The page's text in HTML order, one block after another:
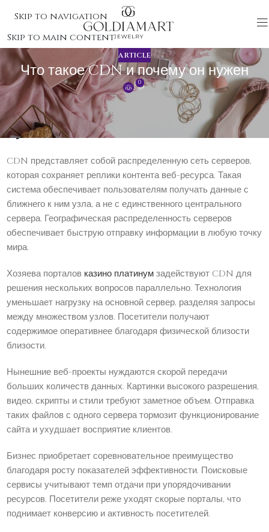
Skip to navigation
Skip to main content
ARTICLE
Что такое CDN и почему он нужен
0
Что такое CDN и почему он
нужен
CDN представляет собой распределенную сеть серверов,
которая сохраняет реплики контента веб-ресурса. Такая
система обеспечивает пользователям получать данные с
ближнего к ним узла, а не с единственного центрального
сервера. Географическая распределенность серверов
обеспечивает быструю отправку информации в любую точку
мира.
Хозяева порталов казино платинумзадействуют CDN для
решения нескольких вопросов параллельно. Технология
уменьшает нагрузку на основной сервер, разделяя запросы
между множеством узлов. Посетители получают
содержимое оперативнее благодаря физической близости
близости.
Нынешние веб-проекты нуждаются скорой передачи
больших количеств данных. Картинки высокого разрешения,
видео, скрипты и стили требуют заметное объем. Отправка
таких файлов с одного сервера тормозит функционирование
сайта и ухудшает восприятие клиентов.
Бизнес приобретает соревновательное преимущество
благодаря росту показателей эффективности. Поисковые
сервисы учитывают темп отдачи при упорядочивании
ресурсов. Посетители реже уходят скорые порталы, что
поднимает конверсию и активность посетителей.